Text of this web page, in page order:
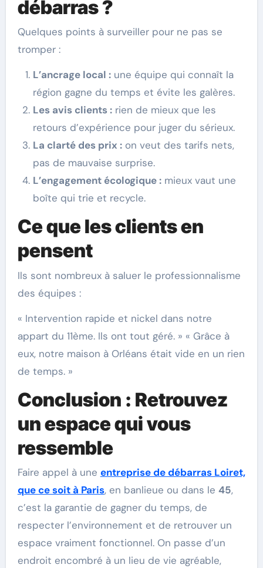
débarras ?
Quelques points à surveiller pour ne pas se
tromper :
L’ancrage local :une équipe qui connaît la
région gagne du temps et évite les galères.
Les avis clients :rien de mieux que les
retours d’expérience pour juger du sérieux.
La clarté des prix :on veut des tarifs nets,
pas de mauvaise surprise.
L’engagement écologique :mieux vaut une
boîte qui trie et recycle.
Ce que les clients en
pensent
Ils sont nombreux à saluer le professionnalisme
des équipes :
« Intervention rapide et nickel dans notre
appart du 11ème. Ils ont tout géré. » « Grâce à
eux, notre maison à Orléans était vide en un rien
de temps. »
Conclusion : Retrouvez
un espace qui vous
ressemble
Faire appel à une entreprise de débarras Loiret,
que ce soit à Paris, en banlieue ou dans le 45,
c’est la garantie de gagner du temps, de
respecter l’environnement et de retrouver un
espace vraiment fonctionnel. On passe d’un
endroit encombré à un lieu de vie agréable,